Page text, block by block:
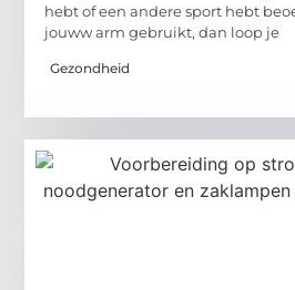
hebt of een andere sport hebt
jouww arm gebruikt, dan loop je
Gezondheid